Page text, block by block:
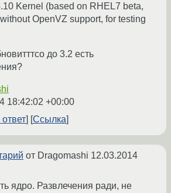
Kernel (based on RHEL7 beta,
without OpenVZ support, for testing
до 3.2 есть
18:42:02 +00:00
Ссылка
от Dragomashi 12.03.2014
ядро. Развлечения ради, не